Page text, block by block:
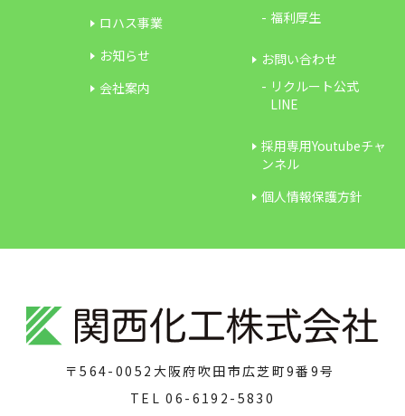
ロハス事業
お知らせ
会社案内
福利厚生
お問い合わせ
リクルート公式
LINE
採用専用Youtubeチャ
ンネル
個人情報保護方針
〒564-0052 大阪府吹田市広芝町9番9号
TEL06-6192-5830